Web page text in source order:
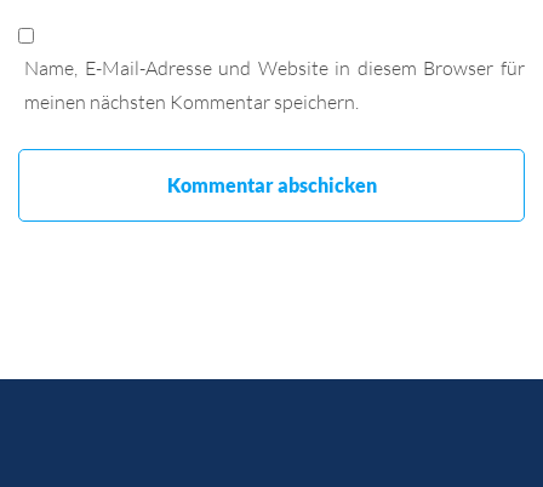
Name, E-Mail-Adresse und Website in diesem Browser für
meinen nächsten Kommentar speichern.